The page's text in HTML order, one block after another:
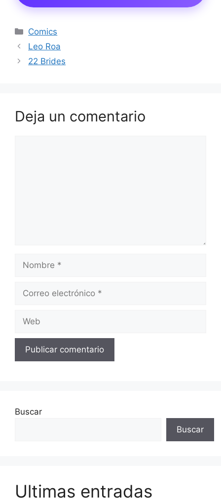
Categorías
Comics
Leo Roa
22 Brides
Deja un comentario
Nombre
Correo
Web
Buscar
Buscar
Ultimas entradas